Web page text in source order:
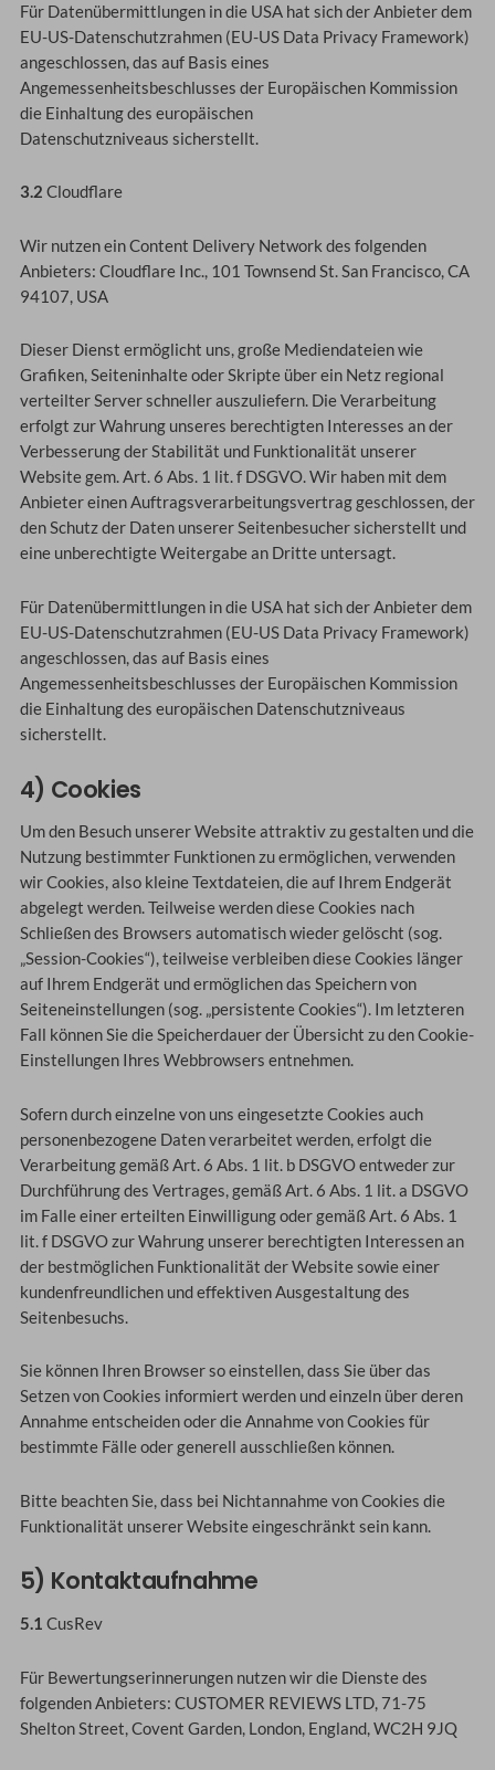
Für Datenübermittlungen in die USA hat sich der Anbieter dem
EU-US-Datenschutzrahmen (EU-US Data Privacy Framework)
angeschlossen, das auf Basis eines
Angemessenheitsbeschlusses der Europäischen Kommission
die Einhaltung des europäischen
Datenschutzniveaus sicherstellt.
3.2 Cloudflare
Wir nutzen ein Content Delivery Network des folgenden
Anbieters: Cloudflare Inc., 101 Townsend St. San Francisco, CA
94107, USA
Dieser Dienst ermöglicht uns, große Mediendateien wie
Grafiken, Seiteninhalte oder Skripte über ein Netz regional
verteilter Server schneller auszuliefern. Die Verarbeitung
erfolgt zur Wahrung unseres berechtigten Interesses an der
Verbesserung der Stabilität und Funktionalität unserer
Website gem. Art. 6 Abs. 1 lit. f DSGVO. Wir haben mit dem
Anbieter einen Auftragsverarbeitungsvertrag geschlossen, der
den Schutz der Daten unserer Seitenbesucher sicherstellt und
eine unberechtigte Weitergabe an Dritte untersagt.
Für Datenübermittlungen in die USA hat sich der Anbieter dem
EU-US-Datenschutzrahmen (EU-US Data Privacy Framework)
angeschlossen, das auf Basis eines
Angemessenheitsbeschlusses der Europäischen Kommission
die Einhaltung des europäischen Datenschutzniveaus
sicherstellt.
4) Cookies
Um den Besuch unserer Website attraktiv zu gestalten und die
Nutzung bestimmter Funktionen zu ermöglichen, verwenden
wir Cookies, also kleine Textdateien, die auf Ihrem Endgerät
abgelegt werden. Teilweise werden diese Cookies nach
Schließen des Browsers automatisch wieder gelöscht (sog.
„Session-Cookies“), teilweise verbleiben diese Cookies länger
auf Ihrem Endgerät und ermöglichen das Speichern von
Seiteneinstellungen (sog. „persistente Cookies“). Im letzteren
Fall können Sie die Speicherdauer der Übersicht zu den Cookie-
Einstellungen Ihres Webbrowsers entnehmen.
Sofern durch einzelne von uns eingesetzte Cookies auch
personenbezogene Daten verarbeitet werden, erfolgt die
Verarbeitung gemäß Art. 6 Abs. 1 lit. b DSGVO entweder zur
Durchführung des Vertrages, gemäß Art. 6 Abs. 1 lit. a DSGVO
im Falle einer erteilten Einwilligung oder gemäß Art. 6 Abs. 1
lit. f DSGVO zur Wahrung unserer berechtigten Interessen an
der bestmöglichen Funktionalität der Website sowie einer
kundenfreundlichen und effektiven Ausgestaltung des
Seitenbesuchs.
Sie können Ihren Browser so einstellen, dass Sie über das
Setzen von Cookies informiert werden und einzeln über deren
Annahme entscheiden oder die Annahme von Cookies für
bestimmte Fälle oder generell ausschließen können.
Bitte beachten Sie, dass bei Nichtannahme von Cookies die
Funktionalität unserer Website eingeschränkt sein kann.
5) Kontaktaufnahme
5.1 CusRev
Für Bewertungserinnerungen nutzen wir die Dienste des
folgenden Anbieters: CUSTOMER REVIEWS LTD, 71-75
Shelton Street, Covent Garden, London, England, WC2H 9JQ